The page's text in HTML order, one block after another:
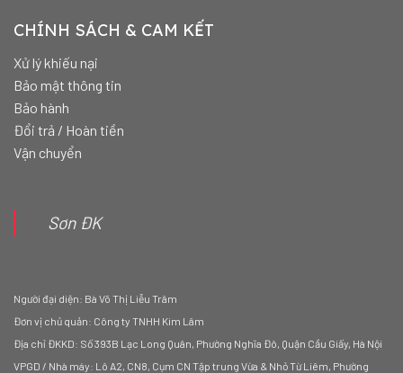
CHÍNH SÁCH & CAM KẾT
Xử lý khiếu nại
Bảo mật thông tin
Bảo hành
Đổi trả / Hoàn tiền
Vận chuyển
Sơn ĐK
Người đại diện: Bà Võ Thị Liễu Trâm
Đơn vị chủ quản: Công ty TNHH Kim Lâm
Địa chỉ ĐKKD: Số 393B Lạc Long Quân, Phường Nghĩa Đô, Quận Cầu Giấy, Hà Nội
VPGD / Nhà máy: Lô A2, CN8, Cụm CN Tập trung Vừa & Nhỏ Từ Liêm, Phường